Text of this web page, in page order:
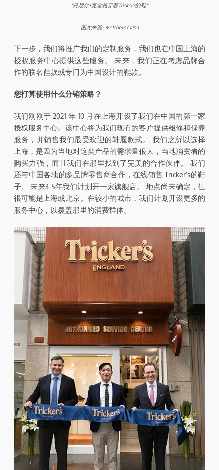
“丹尼尔•克雷格穿着Tricker’s的鞋“
图片来源: Melchers China
下一步，我们将推广我们的定制服务，我们也在中国上海的
授权服务中心提供这些服务。 未来，我们正在考虑品牌合
作的联名鞋款或专门为中国设计的鞋款。
您打算使用什么分销策略？
我们刚刚于 2021 年 10 月在上海开设了我们在中国的第一家
授权服务中心。该中心将为我们现有的客户提供维修和保养
服务，并销售我们最受欢迎的鞋履款式。 我们之所以选择
上海，是因为当地对这类产品的需求量很大，当地消费者的
购买力强，而且我们在那里找到了完美的合作伙伴。 我们
还与中国各地的多品牌零售商合作，在线销售 Tricker’s的鞋
子。 未来3-5年我们计划开一家旗舰店。 地点尚未确定，但
很可能是上海或北京。在较小的城市，我们计划开设更多的
服务中心，以覆盖那里的消费群体。